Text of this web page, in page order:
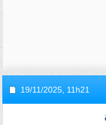
19/11/2025, 11h21